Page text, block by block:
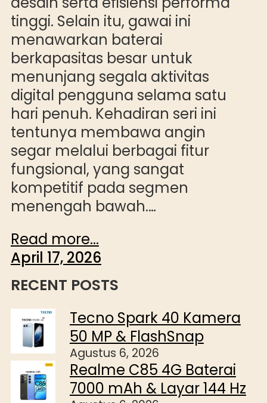
tinggi. Selain itu, gawai ini
menawarkan baterai
berkapasitas besar untuk
menunjang segala aktivitas
digital pengguna selama satu
hari penuh. Kehadiran seri ini
tentunya membawa angin
segar melalui berbagai fitur
fungsional, yang sangat
kompetitif pada segmen
menengah bawah.…
Read more...
April 17, 2026
RECENT POSTS
Tecno Spark 40 Kamera
50 MP & FlashSnap
Agustus 6, 2026
Realme C85 4G Baterai
7000 mAh & Layar 144 Hz